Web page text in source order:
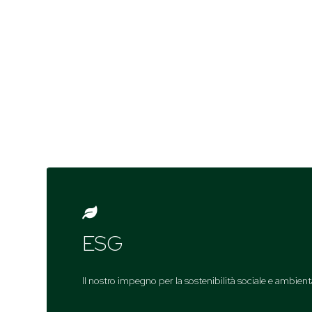

ESG
Il nostro impegno per la sostenibilità sociale e